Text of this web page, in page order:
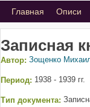
Главная Описи
Записная
Автор: Зощенко
Период: 1938 - 1939 гг.
Тип документа: